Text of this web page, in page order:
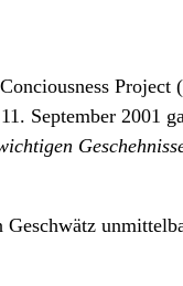
September 2001